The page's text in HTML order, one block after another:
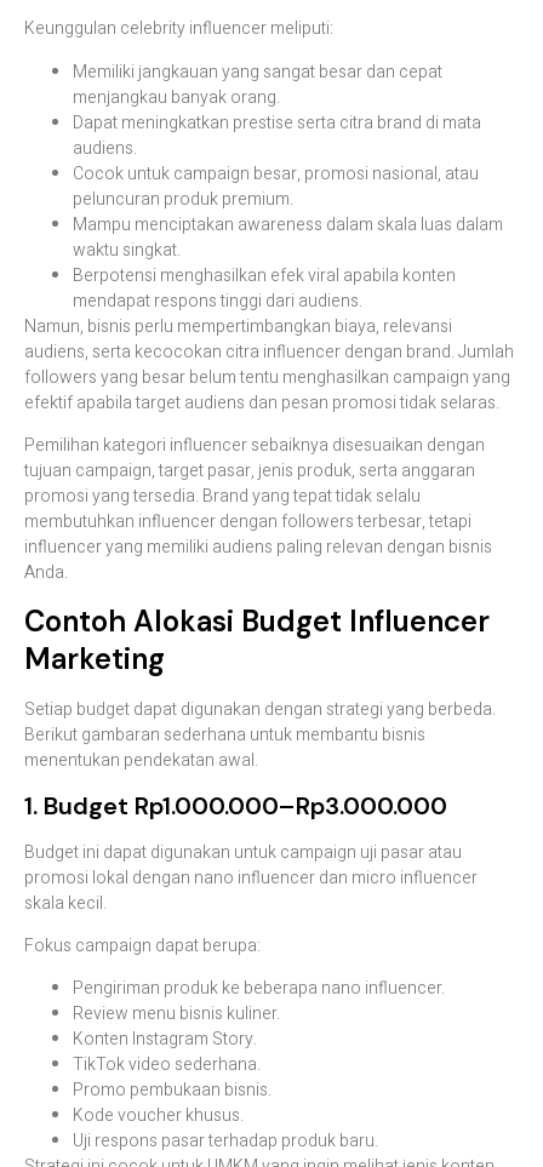
Keunggulan celebrity influencer meliputi:
Memiliki jangkauan yang sangat besar dan cepat
menjangkau banyak orang.
Dapat meningkatkan prestise serta citra brand di mata
audiens.
Cocok untuk campaign besar, promosi nasional, atau
peluncuran produk premium.
Mampu menciptakan awareness dalam skala luas dalam
waktu singkat.
Berpotensi menghasilkan efek viral apabila konten
mendapat respons tinggi dari audiens.
Namun, bisnis perlu mempertimbangkan biaya, relevansi
audiens, serta kecocokan citra influencer dengan brand. Jumlah
followers yang besar belum tentu menghasilkan campaign yang
efektif apabila target audiens dan pesan promosi tidak selaras.
Pemilihan kategori influencer sebaiknya disesuaikan dengan
tujuan campaign, target pasar, jenis produk, serta anggaran
promosi yang tersedia. Brand yang tepat tidak selalu
membutuhkan influencer dengan followers terbesar, tetapi
influencer yang memiliki audiens paling relevan dengan bisnis
Anda.
Contoh Alokasi Budget Influencer
Marketing
Setiap budget dapat digunakan dengan strategi yang berbeda.
Berikut gambaran sederhana untuk membantu bisnis
menentukan pendekatan awal.
1. Budget Rp1.000.000–Rp3.000.000
Budget ini dapat digunakan untuk campaign uji pasar atau
promosi lokal dengan nano influencer dan micro influencer
skala kecil.
Fokus campaign dapat berupa:
Pengiriman produk ke beberapa nano influencer.
Review menu bisnis kuliner.
Konten Instagram Story.
TikTok video sederhana.
Promo pembukaan bisnis.
Kode voucher khusus.
Uji respons pasar terhadap produk baru.